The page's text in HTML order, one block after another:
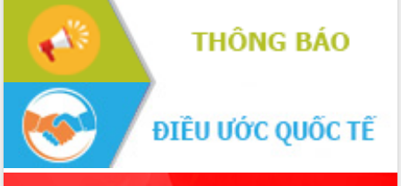
Khởi động Dự án Đầu tư xây dựng hạ
tầng kỹ thuật Cụm công nghiệp Tân
Tiến
Gặp mặt các cơ quan báo chí nhân Kỷ
niệm 101 năm Ngày Báo chí Cách
mạng Việt Nam
Đắk Lắk sơ kết 4 năm triển khai thực
hiện Đề án 06 của Chính phủ
Họp báo thông tin về Hội nghị Công bố